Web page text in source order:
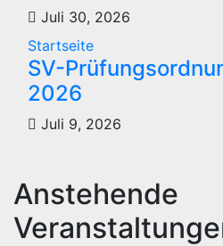
Juli 30, 2026
Startseite
SV-
2026
Juli 9, 2026
Anstehende